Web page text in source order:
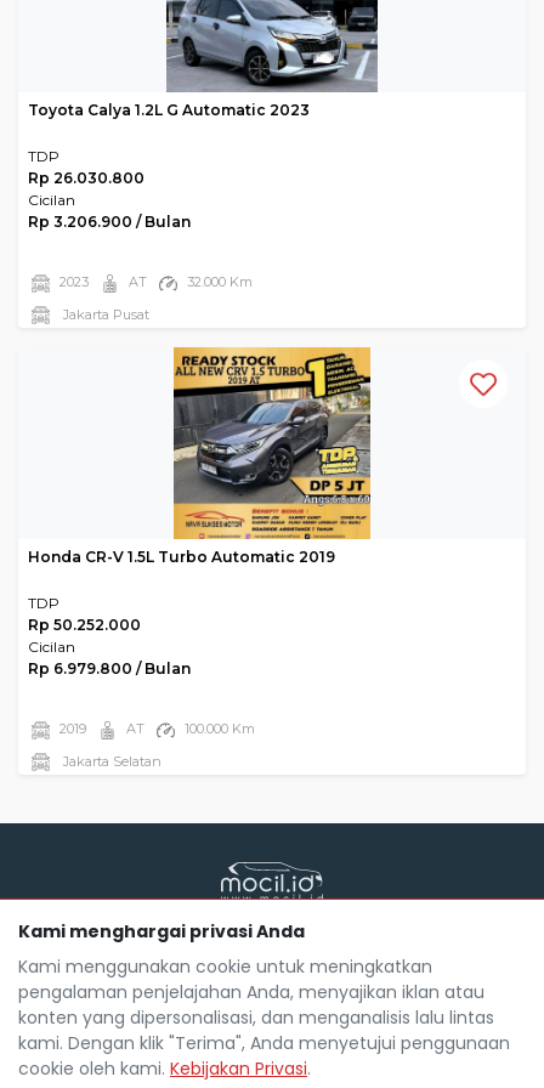
Toyota Calya 1.2L G Automatic 2023
TDP
Rp 26.030.800
Cicilan
Rp 3.206.900 / Bulan
2023 AT
32.000 Km
Jakarta Pusat
Honda CR-V 1.5L Turbo Automatic 2019
TDP
Rp 50.252.000
Cicilan
Rp 6.979.800 / Bulan
2019 AT
100.000 Km
Jakarta Selatan
Mocil.id by DSF dikembangkan sebagai sarana untuk
membantu anda yang selama ini kesulitan dalam
mencari mobil bekas secara kredit.
Blog Tentang Mocil
Daftar Mitra Mocil
Syarat dan Ketentuan
Hak Cipta
Kebijakan Privasi
Karir
Kami menghargai privasi Anda
Kami menggunakan cookie untuk meningkatkan
pengalaman penjelajahan Anda, menyajikan iklan atau
konten yang dipersonalisasi, dan menganalisis lalu lintas
kami. Dengan klik "Terima", Anda menyetujui penggunaan
cookie oleh kami. Kebijakan Privasi.